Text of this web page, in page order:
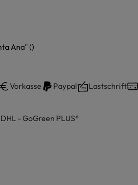
Ana" ()
Vorkasse Paypal Lastschrift
- GoGreen PLUS*